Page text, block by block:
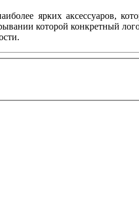
ярких аксессуаров,
которой конкретный